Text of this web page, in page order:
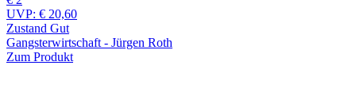
UVP: € 20,60
Zustand Gut
Gangsterwirtschaft - Jürgen Roth
Zum Produkt